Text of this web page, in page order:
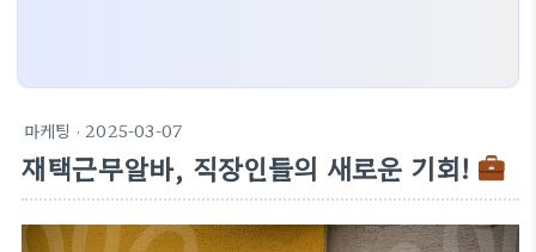
마케팅 · 2025-03-07
재택근무알바, 직장인들의 새로운 기회!